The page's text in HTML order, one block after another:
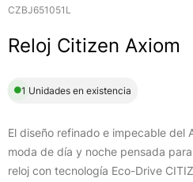
CZBJ651051L
Reloj Citizen Axiom
1 Unidades en existencia
El diseño refinado e impecable del
moda de día y noche pensada
reloj con tecnología Eco-Drive